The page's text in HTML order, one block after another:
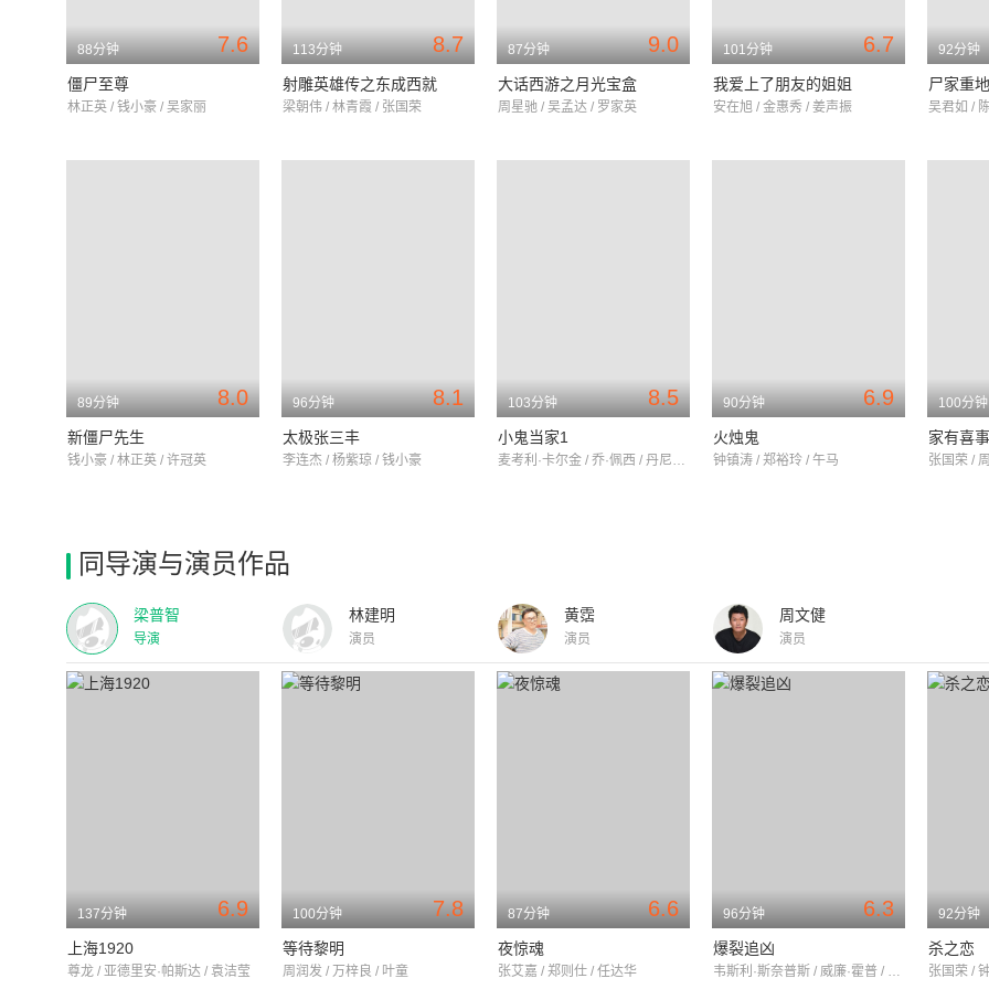
7.6
88分钟
僵尸至尊
林正英 / 钱小豪 / 吴家丽
8.7
113分钟
射雕英雄传之东成西就
梁朝伟 / 林青霞 / 张国荣
9.0
87分钟
大话西游之月光宝盒
周星驰 / 吴孟达 / 罗家英
6.7
101分钟
我爱上了朋友的姐姐
安在旭 / 金惠秀 / 姜声振
92分钟
尸家重地
吴君如 /
8.0
89分钟
新僵尸先生
钱小豪 / 林正英 / 许冠英
8.1
96分钟
太极张三丰
李连杰 / 杨紫琼 / 钱小豪
8.5
103分钟
小鬼当家1
麦考利·卡尔金 / 乔·佩西 / 丹尼尔·斯特恩
6.9
90分钟
火烛鬼
钟镇涛 / 郑裕玲 / 午马
100分钟
家有喜事
张国荣 /
同导演与演员作品
梁普智
导演
林建明
演员
黄霑
演员
周文健
演员
6.9
137分钟
上海1920
尊龙 / 亚德里安·帕斯达 / 袁洁莹
7.8
100分钟
等待黎明
周润发 / 万梓良 / 叶童
6.6
87分钟
夜惊魂
张艾嘉 / 郑则仕 / 任达华
6.3
96分钟
爆裂追凶
韦斯利·斯奈普斯 / 威廉·霍普 / 蒂姆·达顿
92分钟
杀之恋
张国荣 /